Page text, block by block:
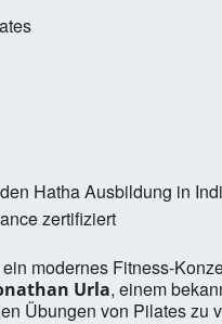
Hatha Ausbildung in
zertifiziert
ein modernes Fitness-
Urla, einem
Übungen von Pilates zu